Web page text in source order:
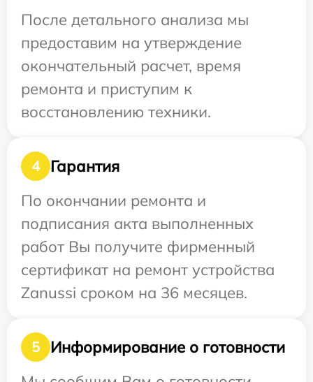
После детального анализа мы
предоставим на утверждение
окончательный расчет, время
ремонта и приступим к
восстановлению техники.
4
Гарантия
По окончании ремонта и
подписания акта выполненных
работ Вы получите фирменный
сертификат на ремонт устройства
Zanussi сроком на 36 месяцев.
5
Информирование о готовности